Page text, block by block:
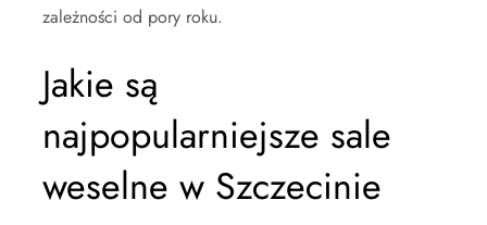
zależności od pory roku.
Jakie są
najpopularniejsze sale
weselne w Szczecinie